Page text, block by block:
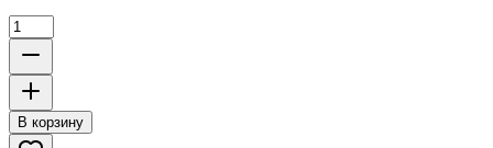
В корзину